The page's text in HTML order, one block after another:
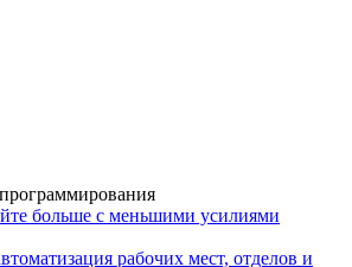
больше с меньшими усилиями
рабочих мест, отделов и